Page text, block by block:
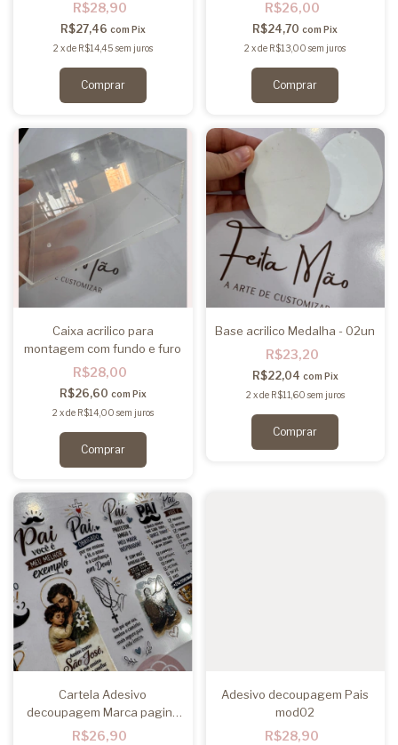
R$28,90
R$27,46 com Pix
2 xde R$14,45 sem juros
R$26,00
R$24,70com Pix
2 xde R$13,00 sem juros
Caixa acrilico para
montagem com fundo e furo
R$28,00
R$26,60 com Pix
2 xde R$14,00 sem juros
Base acrilico Medalha - 02un
R$23,20
R$22,04 com Pix
2 xde R$11,60 sem juros
Cartela Adesivo
decoupagem Marca pagina
mod04
R$26,90
Adesivo decoupagem Pais
mod02
R$28,90